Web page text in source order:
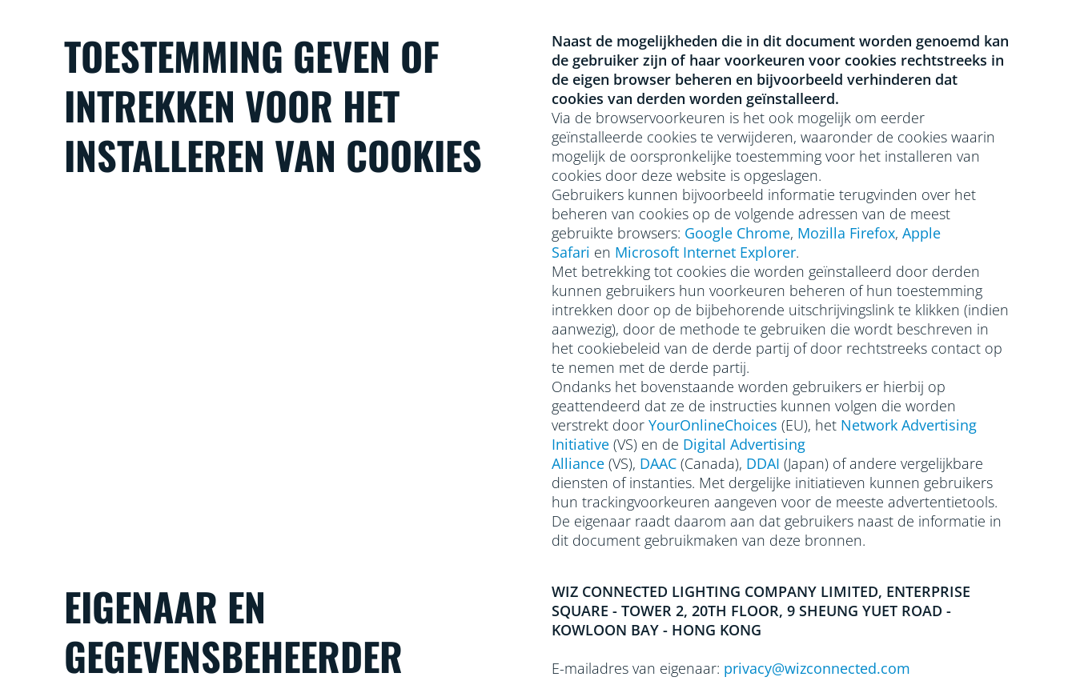
TOESTEMMING GEVEN OF
INTREKKEN VOOR HET
INSTALLEREN VAN COOKIES
Naast de mogelijkheden die in dit document worden genoemd kan
de gebruiker zijn of haar voorkeuren voor cookies rechtstreeks in
de eigen browser beheren en bijvoorbeeld verhinderen dat
cookies van derden worden geïnstalleerd.
Via de browservoorkeuren is het ook mogelijk om eerder
geïnstalleerde cookies te verwijderen, waaronder de cookies waarin
mogelijk de oorspronkelijke toestemming voor het installeren van
cookies door deze website is opgeslagen.
Gebruikers kunnen bijvoorbeeld informatie terugvinden over het
beheren van cookies op de volgende adressen van de meest
gebruikte browsers: Google Chrome, Mozilla Firefox,Apple
Safari en Microsoft Internet Explorer.
Met betrekking tot cookies die worden geïnstalleerd door derden
kunnen gebruikers hun voorkeuren beheren of hun toestemming
intrekken door op de bijbehorende uitschrijvingslink te klikken (indien
aanwezig), door de methode te gebruiken die wordt beschreven in
het cookiebeleid van de derde partij of door rechtstreeks contact op
te nemen met de derde partij.
Ondanks het bovenstaande worden gebruikers er hierbij op
geattendeerd dat ze de instructies kunnen volgen die worden
verstrekt doorYourOnlineChoices (EU), het Network Advertising
Initiative (VS) en de Digital Advertising
Alliance (VS), DAAC (Canada), DDAI (Japan) of andere vergelijkbare
diensten of instanties. Met dergelijke initiatieven kunnen gebruikers
hun trackingvoorkeuren aangeven voor de meeste advertentietools.
De eigenaar raadt daarom aan dat gebruikers naast de informatie in
dit document gebruikmaken van deze bronnen.
EIGENAAR EN
GEGEVENSBEHEERDER
WIZ CONNECTED LIGHTING COMPANY LIMITED, ENTERPRISE
SQUARE - TOWER 2, 20TH FLOOR, 9 SHEUNG YUET ROAD -
KOWLOON BAY - HONG KONG
E-mailadres van eigenaar: privacy@wizconnected.com